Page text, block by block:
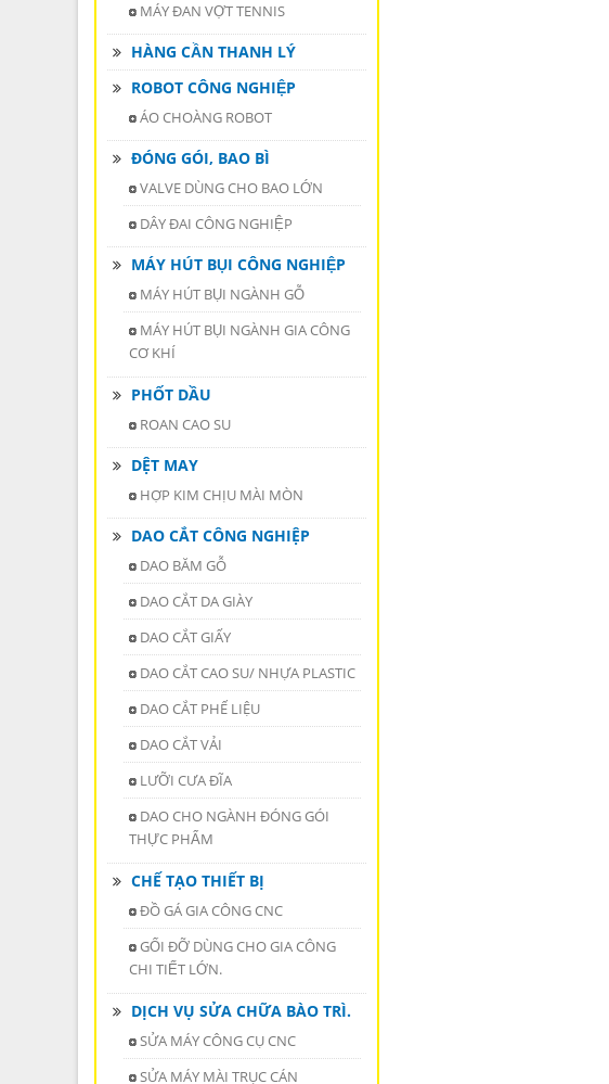
MÁY ĐAN VỢT TENNIS
HÀNG CẦN THANH LÝ
ROBOT CÔNG NGHIỆP
ÁO CHOÀNG ROBOT
ĐÓNG GÓI, BAO BÌ
VALVE DÙNG CHO BAO LỚN
DÂY ĐAI CÔNG NGHIỆP
MÁY HÚT BỤI CÔNG NGHIỆP
MÁY HÚT BỤI NGÀNH GỖ
MÁY HÚT BỤI NGÀNH GIA CÔNG
CƠ KHÍ
PHỐT DẦU
ROAN CAO SU
DỆT MAY
HỢP KIM CHỊU MÀI MÒN
DAO CẮT CÔNG NGHIỆP
DAO BĂM GỖ
DAO CẮT DA GIÀY
DAO CẮT GIẤY
DAO CẮT CAO SU/ NHỰA PLASTIC
DAO CẮT PHẾ LIỆU
DAO CẮT VẢI
LƯỠI CƯA ĐĨA
DAO CHO NGÀNH ĐÓNG GÓI
THỰC PHẨM
CHẾ TẠO THIẾT BỊ
ĐỒ GÁ GIA CÔNG CNC
GỐI ĐỠ DÙNG CHO GIA CÔNG
CHI TIẾT LỚN.
DỊCH VỤ SỬA CHỮA BÀO TRÌ.
SỬA MÁY CÔNG CỤ CNC
SỬA MÁY MÀI TRỤC CÁN